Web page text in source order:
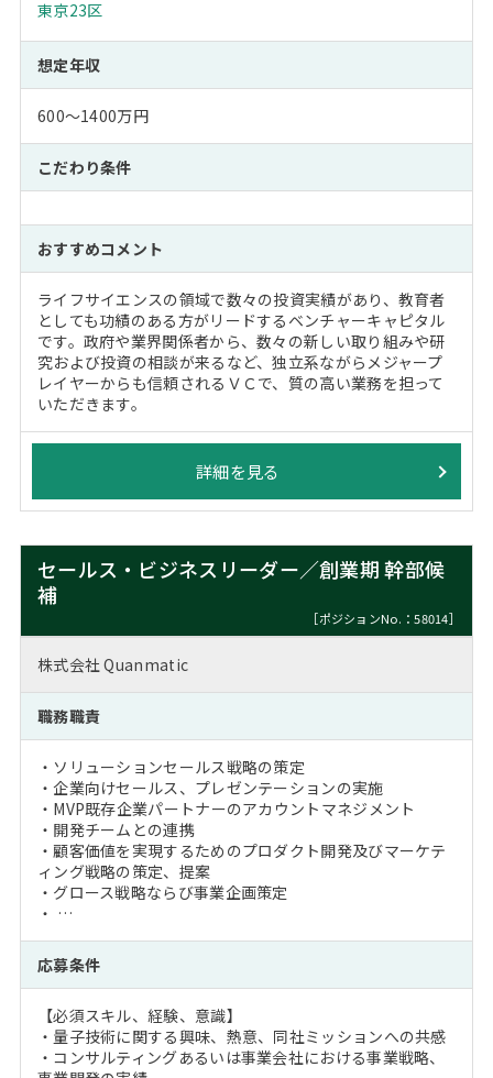
東京23区
想定年収
600～1400万円
こだわり条件
おすすめコメント
ライフサイエンスの領域で数々の投資実績があり、教育者
としても功績のある方がリードするベンチャーキャピタル
です。政府や業界関係者から、数々の新しい取り組みや研
究および投資の相談が来るなど、独立系ながらメジャープ
レイヤーからも信頼されるＶＣで、質の高い業務を担って
いただきます。
詳細を見る
セールス・ビジネスリーダー／創業期 幹部候
補
［ポジションNo.：58014］
株式会社 Quanmatic
職務職責
・ソリューションセールス戦略の策定
・企業向けセールス、プレゼンテーションの実施
・MVP既存企業パートナーのアカウントマネジメント
・開発チームとの連携
・顧客価値を実現するためのプロダクト開発及びマーケテ
ィング戦略の策定、提案
・グロース戦略ならび事業企画策定
・ …
応募条件
【必須スキル、経験、意識】
・量子技術に関する興味、熱意、同社ミッションへの共感
・コンサルティングあるいは事業会社における事業戦略、